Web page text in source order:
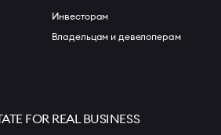
Инвесторам
Владельцам и девелоперам
FOR REAL BUSINESS